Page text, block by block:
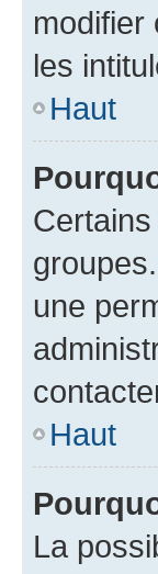
modifier
les
Haut
une
Haut
La